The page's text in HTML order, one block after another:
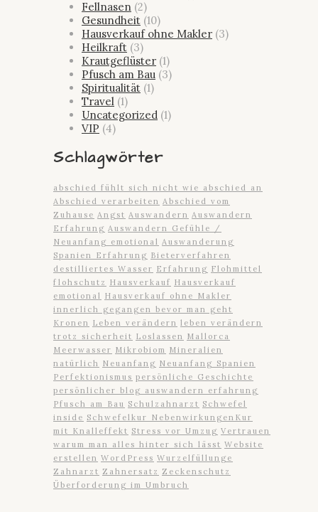
Fellnasen (2)
Gesundheit (10)
Hausverkauf ohne Makler (3)
Heilkraft (3)
Krautgeflüster (1)
Pfusch am Bau (3)
Spiritualität (1)
Travel (1)
Uncategorized (1)
VIP (4)
Schlagwörter
abschied fühlt sich nicht wie abschied an
Abschied verarbeiten Abschied vom
Zuhause Angst Auswandern Auswandern
Erfahrung Auswandern Gefühle /
Neuanfang emotional Auswanderung
Spanien Erfahrung Bieterverfahren
destilliertes Wasser Erfahrung Flohmittel
flohschutz Hausverkauf Hausverkauf
emotional Hausverkauf ohne Makler
innerlich gegangen bevor man geht
Kronen Leben verändern leben verändern
trotz sicherheit Loslassen Mallorca
Meerwasser Mikrobiom Mineralien
natürlich Neuanfang Neuanfang Spanien
Perfektionismus persönliche Geschichte
persönlicher blog auswandern erfahrung
Pfusch am Bau Schulzahnarzt Schwefel
inside Schwefelkur NebenwirkungenKur
mit Knalleffekt Stress vor Umzug Vertrauen
warum man alles hinter sich lässt Website
erstellen WordPress Wurzelfüllunge
Zahnarzt Zahnersatz Zeckenschutz
Überforderung im Umbruch